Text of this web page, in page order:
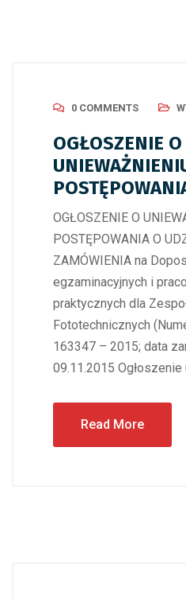
0 COMMENTS
OGŁOSZENIE O
OGŁOSZENIE O
POSTĘPOWANIA O
ZAMÓWIENIA na
egzaminacyjnych i
praktycznych dla
Fototechnicznych
163347 – 2015; data
09.11.2015
Read More